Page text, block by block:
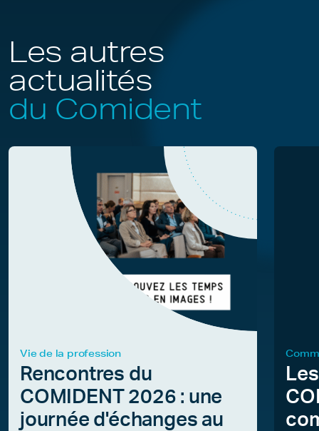
Les autres
actualités
du Comident
Vie de la profession
Rencontres du
COMIDENT 2026 : une
journée d'échanges au